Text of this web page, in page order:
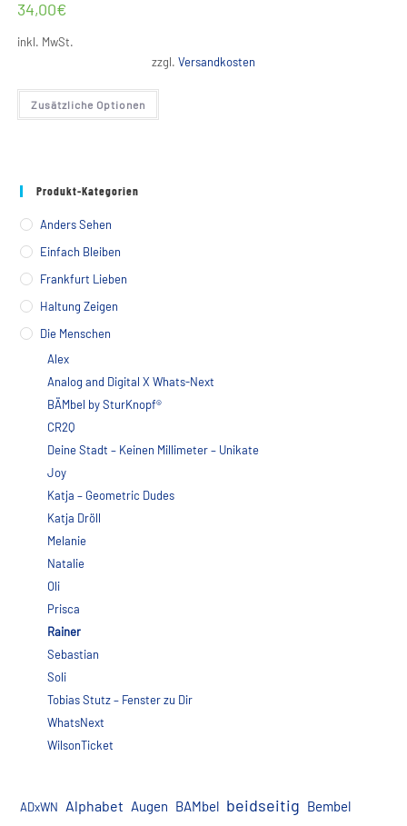
34,00€
inkl. MwSt.
zzgl. Versandkosten
Zusätzliche Optionen
Dieses
weist
Produkt-Kategorien
Anders Sehen
Einfach Bleiben
Frankfurt Lieben
Haltung Zeigen
Die Menschen
Alex
Analog and Digital X Whats-Next
BÄMbel by SturKnopf®
CR2Q
Deine Stadt – Keinen Millimeter – Unikate
Joy
Katja – Geometric Dudes
Katja Dröll
Melanie
Natalie
Oli
Prisca
Rainer
Sebastian
Soli
Tobias Stutz – Fenster zu Dir
WhatsNext
WilsonTicket
ADxWN Alphabet Augen BAMbel beidseitig Bembel